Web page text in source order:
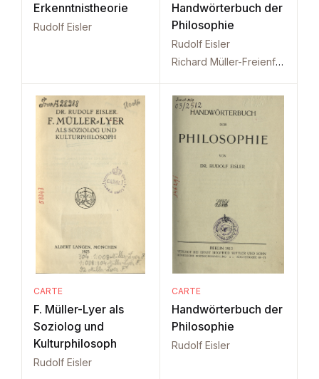
Erkenntnistheorie
Rudolf Eisler
Handwörterbuch der
Philosophie
Rudolf Eisler
Richard Müller-Freienfels
CARTE
F. Müller-Lyer als
Soziolog und
Kulturphilosoph
Rudolf Eisler
CARTE
Handwörterbuch der
Philosophie
Rudolf Eisler